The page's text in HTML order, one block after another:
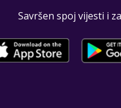
Savršen spoj vijesti i